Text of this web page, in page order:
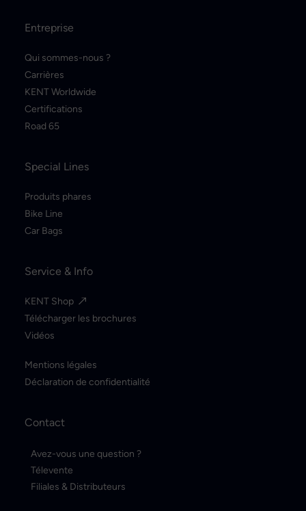
Entreprise
Qui sommes-nous ?
Carrières
KENT Worldwide
Certifications
Road 65
Special Lines
Produits phares
Bike Line
Car Bags
Service & Info
KENT Shop
Télécharger les brochures
Vidéos
Mentions légales
Déclaration de confidentialité
Contact
Avez-vous une question ?
Télevente
Filiales & Distributeurs